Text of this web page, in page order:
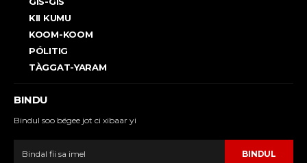
KII KUMU
KOOM-KOOM
PÓLITIG
TÀGGAT-YARAM
BINDU
Bindul soo bëgee jot ci xibaar yi
BINDUL